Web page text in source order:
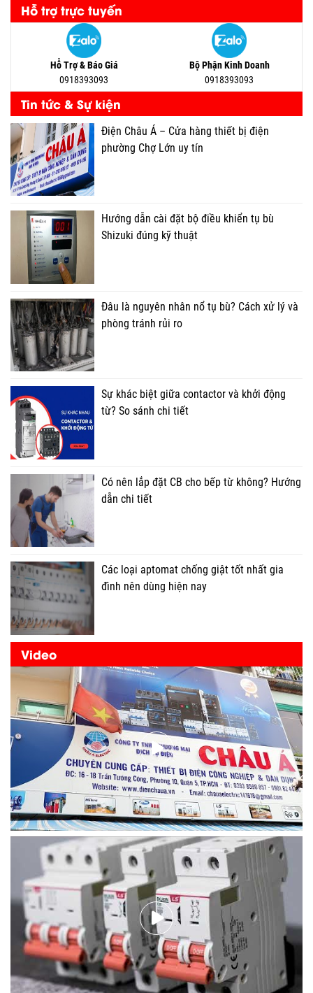
Hỗ trợ trực tuyến
Hỗ Trợ & Báo Giá
0918393093
Bộ Phận Kinh Doanh
0918393093
Tin tức & Sự kiện
Điện Châu Á – Cửa hàng thiết bị điện
phường Chợ Lớn uy tín
Hướng dẫn cài đặt bộ điều khiển tụ bù
Shizuki đúng kỹ thuật
Đâu là nguyên nhân nổ tụ bù? Cách xử lý và
phòng tránh rủi ro
Sự khác biệt giữa contactor và khởi động
từ? So sánh chi tiết
Có nên lắp đặt CB cho bếp từ không? Hướng
dẫn chi tiết
Các loại aptomat chống giật tốt nhất gia
đình nên dùng hiện nay
Video